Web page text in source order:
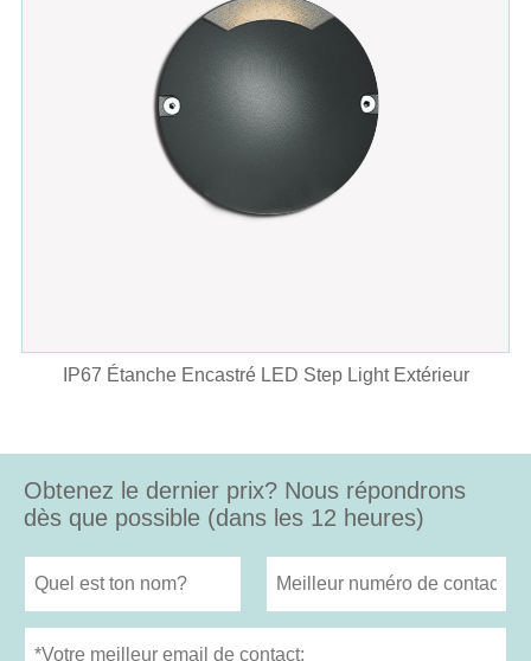
IP67 Étanche Encastré LED Step Light Extérieur
Obtenez le dernier prix? Nous répondrons
dès que possible (dans les 12 heures)